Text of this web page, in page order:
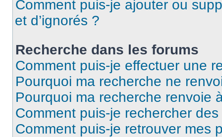
Comment puis-je ajouter ou
et d’ignorés ?
Recherche dans les forums
Comment puis-je effectuer une
Pourquoi ma recherche ne
Pourquoi ma recherche renvoie
Comment puis-je rechercher
Comment puis-je retrouver mes